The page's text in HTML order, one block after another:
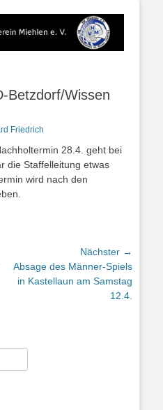
Handballverein
Miehlen e. V.
Ländchen
Betzdorf/Wissen
Friedrich
28.4. geht bei
die Staffelleitung etwas
wird nach den
Nächster →
Nächster
Beitrag:
Absage des Männer-Spiels
in Kastellaun am Samstag
12.4.